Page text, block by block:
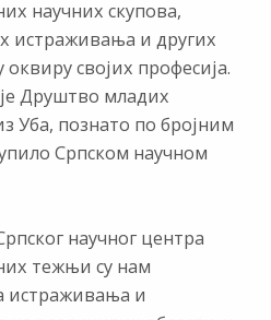
научних скупова,
истраживања и других
својих професија.
Друштво младих
Уба, познато по бројним
Српском научном
научног центра
тежњи су нам
истраживања и